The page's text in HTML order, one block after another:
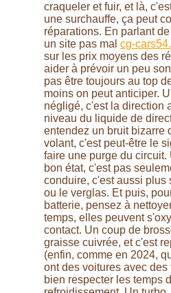
craqueler et fuir, et là,
une surchauffe, ça peut
réparations. En parlant
un site pas mal cg-
sur les prix moyens des
aider à prévoir un peu
pas être toujours au top
moins on peut anticiper.
négligé, c'est la direction
niveau du liquide de
entendez un bruit bizarre
volant, c'est peut-être le
faire une purge du
bon état, c'est pas
conduire, c'est aussi plus
ou le verglas. Et puis,
batterie, pensez à
temps, elles peuvent
contact. Un coup de
graisse cuivrée, et c'est
(enfin, comme en 2024,
ont des voitures avec
bien respecter les temps